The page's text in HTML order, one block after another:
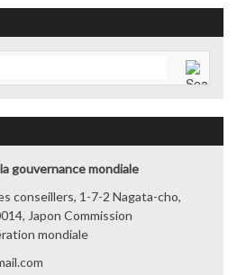
gouvernance mondiale
conseillers, 1-7-2 Nagata-cho,
Japon Commission
mondiale